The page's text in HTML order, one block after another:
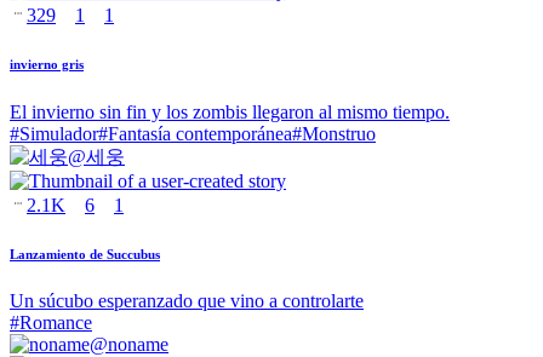
329 1 1
invierno gris
El invierno sin fin y los zombis llegaron al mismo tiempo.
#Simulador#Fantasía contemporánea#Monstruo
@세웅
2.1K 6 1
Lanzamiento de Succubus
Un súcubo esperanzado que vino a controlarte
#Romance
@noname